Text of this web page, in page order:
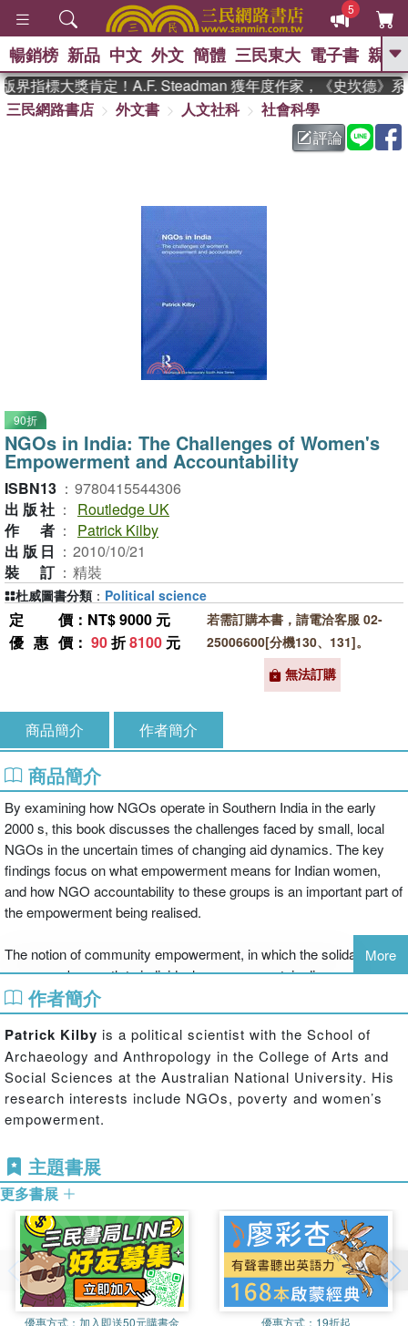
5
GO
熱搜： 東野圭吾 、 高希均教授回憶錄
父親節 、 如果歷
暑期推薦 、 國際布克
偉大的迷走神經
暢銷榜 新品 中文 外文 簡體 三民東大 電子書 親子
指標大獎肯定！A.F. Steadman 獲年度作家，《史坎德》系
三民網路書店
外文書 人文社科
社會科學
評論
90折
NGOs in India: The Challenges of Women's
Empowerment and Accountability
ISBN13 ： 9780415544306
出版社 ：
Routledge UK
作者 ：
Patrick Kilby
出版日 ： 2010/10/21
裝訂 ： 精裝
定價 ：NT$ 9000 元
優惠價 ： 90折8100 元
若需訂購本書，請電洽客服 02-
25006600[分機130、131]。
無法訂購
杜威圖書分類 ： Political science
商品簡介 作者簡介
商品簡介
By examining how NGOs operate in Southern India in the early
2000 s, this book discusses the challenges faced by small, local
NGOs in the uncertain times of changing aid dynamics. The key
findings focus on what empowerment means for Indian women,
and how NGO accountability to these groups is an important part of
the empowerment being realised.
The notion of community empowerment, in which the solidarity of a
group can be a path to individual empowerment, is discussed, as
well as analysing how empowerment can be a useful concept in
development. Based on case studies of 15 NGOs as well as in-
depth interviews with 80 women 's self-help groups, the book
highlights the key features of effective empowerment programs.
The author uses innovative statistical analysis tools to show how a
key factor in empowerment of marginalised women is the
accountability relationship between themselves and the supporting
with communities in the future, and recognises the limitations of a
donor-centric accountability framework. It provides a useful
contribution to studies on South Asia as well as Gender and
Development Studies.
More
作者簡介
Patrick Kilby is a political scientist with the School of
Archaeology and Anthropology in the College of Arts and
Social Sciences at the Australian National University. His
research interests include NGOs, poverty and women’s
empowerment.
主題書展
更多書展
優惠方式： 加入即送50元購書金 優惠方式： 19折起